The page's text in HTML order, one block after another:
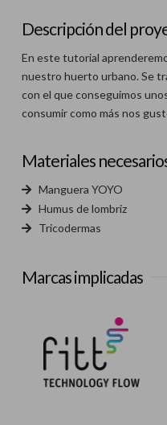
Descripción del
En este tutorial
nuestro huerto urbano. Se
con el que conseguimos
consumir como más nos
Materiales
Manguera YOYO
Humus de lombriz
Tricodermas
Marcas implicadas